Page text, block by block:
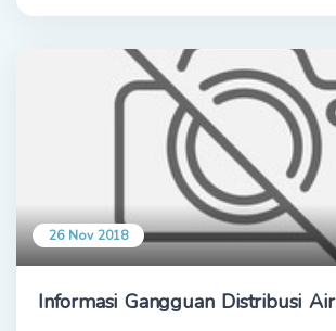
26 Nov 2018
Informasi Gangguan Distribusi Air